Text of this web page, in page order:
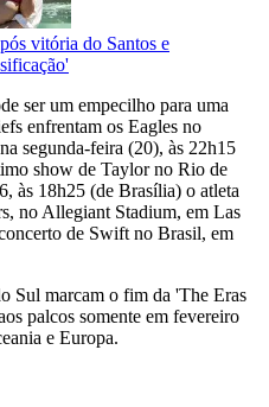
vitória do Santos e
ser um empecilho para uma
enfrentam os Eagles no
segunda-feira (20), às 22h15
show de Taylor no Rio de
às 18h25 (de Brasília) o atleta
no Allegiant Stadium, em Las
de Swift no Brasil, em
Sul marcam o fim da 'The Eras
palcos somente em fevereiro
e Europa.